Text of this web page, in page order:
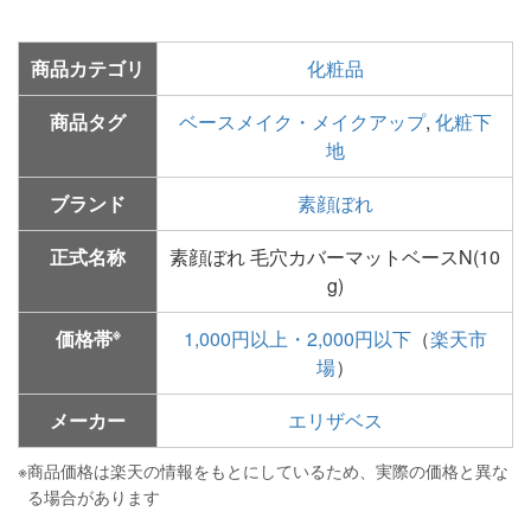
商品カテゴリ
化粧品
商品タグ
ベースメイク・メイクアップ, 化粧下
地
ブランド
素顔ぼれ
正式名称
素顔ぼれ 毛穴カバーマットベースN(10
g)
価格帯※ 1,000円以上・2,000円以下（楽天市
場）
メーカー
エリザベス
※商品価格は楽天の情報をもとにしているため、実際の価格と異な
る場合があります